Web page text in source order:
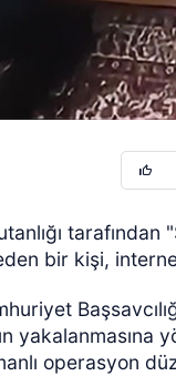
bir kişi,
operasyon